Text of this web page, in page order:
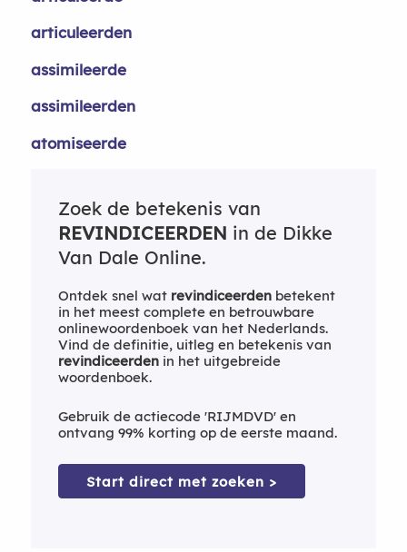
articuleerden
assimileerde
assimileerden
atomiseerde
Zoek de betekenis van
REVINDICEERDEN in de Dikke
Van Dale Online.
Ontdek snel wat revindiceerdenbetekent
in het meest complete en betrouwbare
onlinewoordenboek van het Nederlands.
Vind de definitie, uitleg en betekenis van
revindiceerdenin het uitgebreide
woordenboek.
Gebruik de actiecode 'RIJMDVD' en
ontvang 99% korting op de eerste maand.
Start direct met zoeken >